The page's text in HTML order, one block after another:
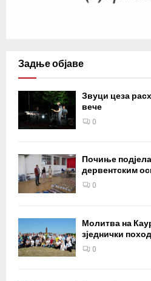
Задње објаве
Звуци цеза
вече
0
Почиње
дервентским
0
Молитва на
зједнички
0